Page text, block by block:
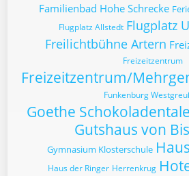
Familienbad Hohe Schrecke
Flugplatz Allstedt Flugplatz
Freilichtbühne Artern
Freizeitzentrum
Freizeitzentrum/
Funkenburg
Goethe
Gutshaus von
Gymnasium Klosterschule
Haus der Ringer Herrenkrug